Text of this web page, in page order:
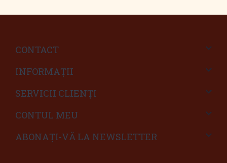
CONTACT
INFORMAŢII
SERVICII CLIENŢI
CONTUL MEU
ABONAȚI-VĂ LA NEWSLETTER